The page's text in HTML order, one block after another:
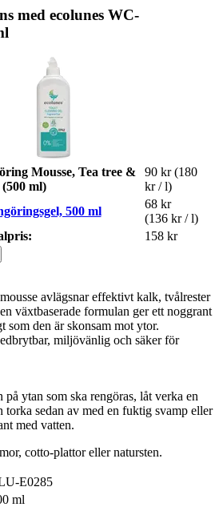
med ecolunes WC-
Mousse, Tea tree &
ml)
90 kr (180
kr / l)
500 ml
68 kr
(136 kr / l)
158 kr
avlägsnar effektivt kalk, tvålrester
växtbaserade formulan ger ett noggrant
som den är skonsam mot ytor.
miljövänlig och säker för
på ytan som ska rengöras, låt verka en
sedan av med en fuktig svamp eller
med vatten.
cotto-plattor eller natursten.
E0285
ml